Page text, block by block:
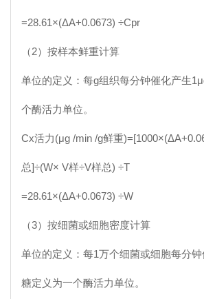
=28.61×(ΔA+0.0673) ÷Cpr
（2）按样本鲜重计算
单位的定义：每g组织每分钟催化产生
个酶活力单位。
Cx活力(μg /min /g鲜重
总]÷(W× V样÷V样总) ÷T
=28.61×(ΔA+0.0673) ÷W
（3）按细菌或细胞密度计算
单位的定义：每1万个细菌或细胞每分
糖定义为一个酶活力单位。